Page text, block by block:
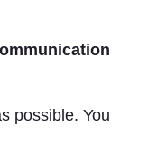
possible. You